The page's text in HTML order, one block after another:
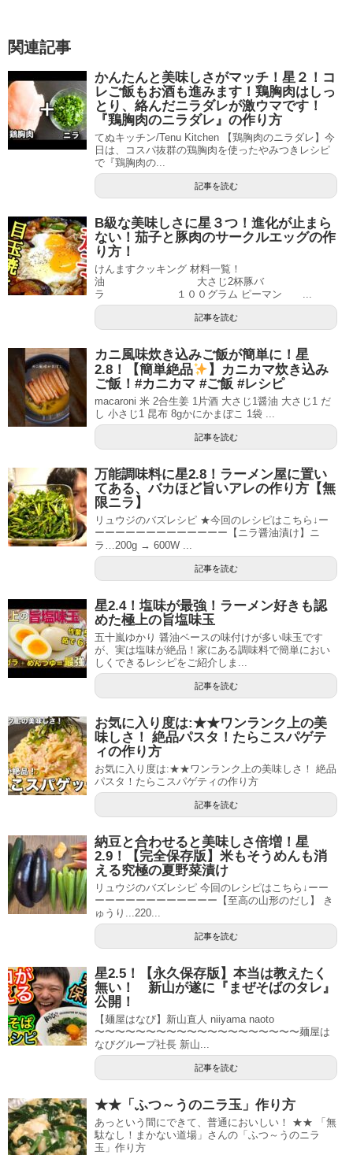
関連記事
かんたんと美味しさがマッチ！星２！コ
レご飯もお酒も進みます！鶏胸肉はしっ
とり、絡んだニラダレが激ウマです！
『鶏胸肉のニラダレ』の作り方
てぬキッチン/Tenu Kitchen 【鶏胸肉のニラダレ】今
日は、コスパ抜群の鶏胸肉を使ったやみつきレシピ
で『鶏胸肉の...
記事を読む
B級な美味しさに星３つ！進化が止まら
ない！茄子と豚肉のサークルエッグの作
り方！
けんますクッキング 材料一覧！
油 大さじ2杯豚バ
ラ １００グラム ピーマン ...
記事を読む
カニ風味炊き込みご飯が簡単に！星
2.8！【簡単絶品
】カニカマ炊き込み
ご飯！#カニカマ #ご飯 #レシピ
macaroni 米 2合生姜 1片酒 大さじ1醤油 大さじ1 だ
し 小さじ1 昆布 8gかにかまぼこ 1袋 ...
記事を読む
万能調味料に星2.8！ラーメン屋に置い
てある、バカほど旨いアレの作り方【無
限ニラ】
リュウジのバズレシピ ★今回のレシピはこちら↓ー
ーーーーーーーーーーーーー【ニラ醤油漬け】ニ
ラ…200g → 600W ...
記事を読む
星2.4！塩味が最強！ラーメン好きも認
めた極上の旨塩味玉
五十嵐ゆかり 醤油ベースの味付けが多い味玉です
が、実は塩味が絶品！家にある調味料で簡単におい
しくできるレシピをご紹介しま...
記事を読む
お気に入り度は:★★ワンランク上の美
味しさ！ 絶品パスタ！たらこスパゲテ
ィの作り方
お気に入り度は:★★ワンランク上の美味しさ！ 絶品
パスタ！たらこスパゲティの作り方
記事を読む
納豆と合わせると美味しさ倍増！星
2.9！【完全保存版】米もそうめんも消
える究極の夏野菜漬け
リュウジのバズレシピ 今回のレシピはこちら↓ーー
ーーーーーーーーーーーー【至高の山形のだし】 き
ゅうり...220...
記事を読む
星2.5！【永久保存版】本当は教えたく
無い！ 新山が遂に『まぜそばのタレ』
公開！
【麺屋はなび】新山直人 niiyama naoto
〜〜〜〜〜〜〜〜〜〜〜〜〜〜〜〜〜〜〜〜麺屋は
なびグループ社長 新山...
記事を読む
★★「ふつ～うのニラ玉」作り方
あっという間にできて、普通においしい！ ★★ 「無
駄なし！まかない道場」さんの「ふつ～うのニラ
玉」作り方